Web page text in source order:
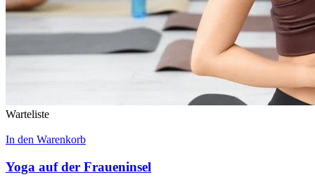
Warteliste
In den Warenkorb
Yoga auf der Fraueninsel